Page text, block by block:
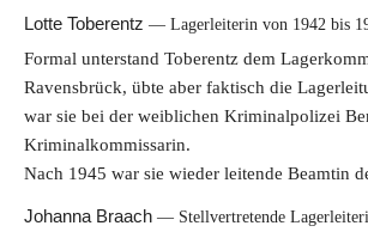
Lotte Toberentz Lagerleiterin von 1942 bis
Formal unterstand Toberentz dem
Ravensbrück, übte aber faktisch die
war sie bei der weiblichen Kriminalpolizei
Kriminalkommissarin.
Nach 1945 war sie wieder leitende Beamtin
Johanna Braach Stellvertretende